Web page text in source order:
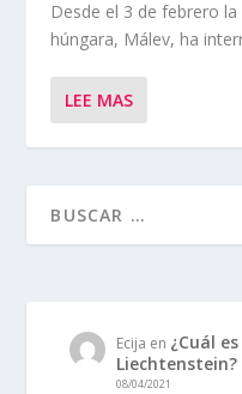
Desde el 3 de febrero
húngara, Málev, ha
LEE MAS
Ecija en ¿Cuál
Liechtenstein?
08/04/2021